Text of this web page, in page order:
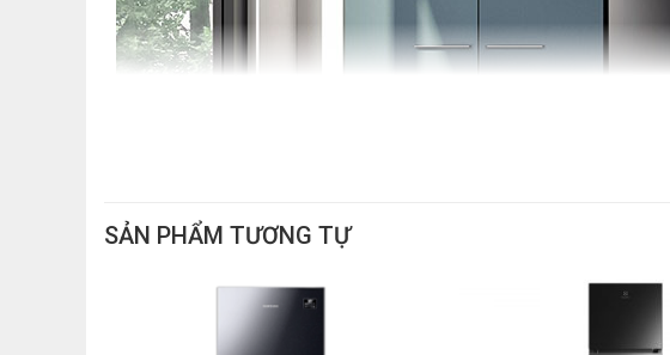
Thịt cá tươi mềm suốt 7 ngày với ngăn TasteSeal
SẢN PHẨM TƯƠNG TỰ